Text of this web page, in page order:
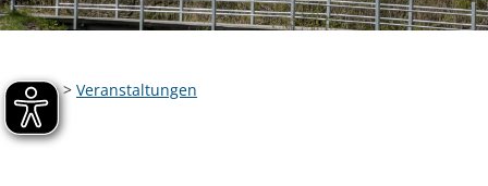
Home> Veranstaltungen